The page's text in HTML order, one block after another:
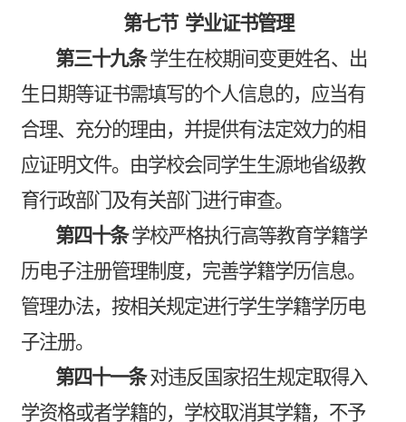
第七节 学业证书管理
第三十九条 学生在校期间变更姓名、出
生日期等证书需填写的个人信息的，应当有
合理、充分的理由，并提供有法定效力的相
应证明文件。由学校会同学生生源地省级教
育行政部门及有关部门进行审查。
第四十条 学校严格执行高等教育学籍学
历电子注册管理制度，完善学籍学历信息。
管理办法，按相关规定进行学生学籍学历电
子注册。
第四十一条 对违反国家招生规定取得入
学资格或者学籍的，学校取消其学籍，不予